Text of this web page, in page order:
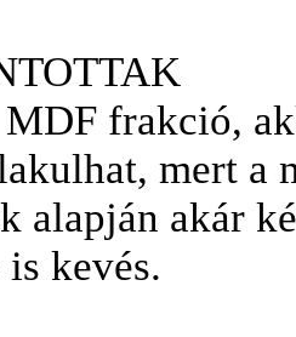
frakció,
mert a
alapján akár
kevés.